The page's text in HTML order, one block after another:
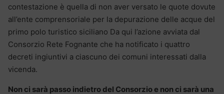
contestazione è quella di non aver versato le quote dovute
all’ente comprensoriale per la depurazione delle acque del
primo polo turistico siciliano Da qui l’azione avviata dal
Consorzio Rete Fognante che ha notificato i quattro
decreti ingiuntivi a ciascuno dei comuni interessati dalla
vicenda.
Non ci sarà passo indietro del Consorzio e non ci sarà una